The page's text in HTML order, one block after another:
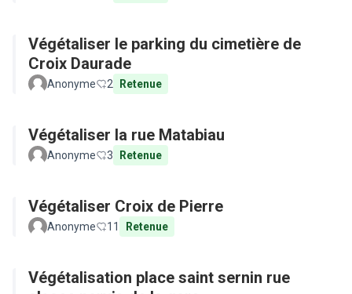
Végétaliser le parking du cimetière de
Croix Daurade
Anonyme 2 Retenue
Végétaliser la rue Matabiau
Anonyme 3 Retenue
Végétaliser Croix de Pierre
Anonyme 11 Retenue
Végétalisation place saint sernin rue